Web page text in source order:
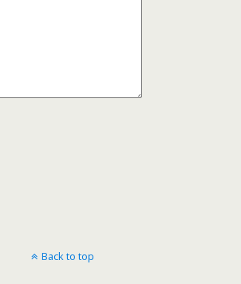
Back to top